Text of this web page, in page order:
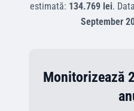
estimată: 134.769 lei.
September
Monitorizează